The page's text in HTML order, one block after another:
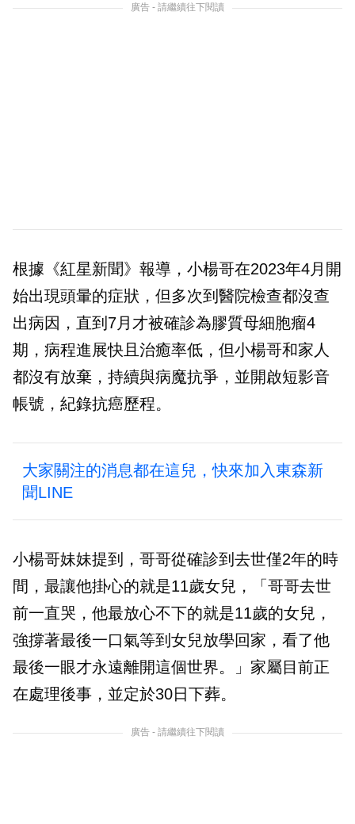
廣告 - 請繼續往下閱讀
根據《紅星新聞》報導，小楊哥在2023年4月開
始出現頭暈的症狀，但多次到醫院檢查都沒查
出病因，直到7月才被確診為膠質母細胞瘤4
期，病程進展快且治癒率低，但小楊哥和家人
都沒有放棄，持續與病魔抗爭，並開啟短影音
帳號，紀錄抗癌歷程。
大家關注的消息都在這兒，快來加入東森新
聞LINE
小楊哥妹妹提到，哥哥從確診到去世僅2年的時
間，最讓他掛心的就是11歲女兒，「哥哥去世
前一直哭，他最放心不下的就是11歲的女兒，
強撐著最後一口氣等到女兒放學回家，看了他
最後一眼才永遠離開這個世界。」家屬目前正
在處理後事，並定於30日下葬。
廣告 - 請繼續往下閱讀